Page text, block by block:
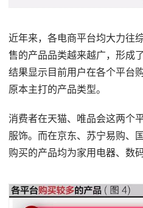
近年来，各电商平台均大力往
售的产品品类越来越广，形成
结果显示目前用户在各个平台
原本主打的产品类型。
消费者在天猫、唯品会这两个
服饰。而在京东、苏宁易购、
购买的产品均为家用电器、数